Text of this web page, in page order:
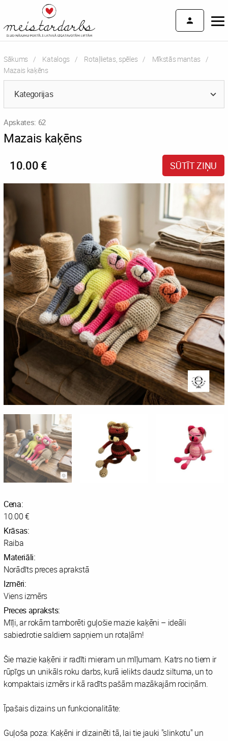
Sākums Katalogs Rotaļlietas, spēles
Mīkstās mantas
Current:
Mazais kaķēns
Kategorijas
Apskates: 62
Mazais kaķēns
10.00 € SŪTĪT ZIŅU
Cena:
10.00 €
Krāsas:
Raiba
Materiāli:
Norādīts preces aprakstā
Izmēri:
Viens izmērs
Preces apraksts:
Mīļi, ar rokām tamborēti guļošie mazie kaķēni – ideāli
sabiedrotie saldiem sapņiem un rotaļām!
Šie mazie kaķēni ir radīti mieram un mīļumam. Katrs no tiem ir
rūpīgs un unikāls roku darbs, kurā ielikts daudz siltuma, un to
kompaktais izmērs ir kā radīts pašām mazākajām rociņām.
Īpašais dizains un funkcionalitāte:
Guļoša poza: Kaķēni ir dizainēti tā, lai tie jauki "slinkotu" un